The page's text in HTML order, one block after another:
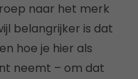
naar het merk
belangrijker is dat
hoe je hier als
neemt – om dat